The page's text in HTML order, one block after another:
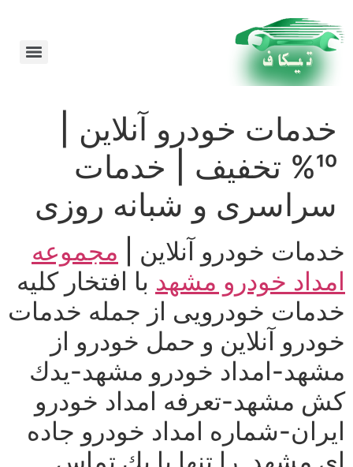
خدمات خودرو آنلاین |
10% تخفیف | خدمات
سراسری و شبانه روزی
خدمات خودرو آنلاین | مجموعه
امداد خودرو مشهد با افتخار كلیه
خدمات خودرویی از جمله خدمات
خودرو آنلاین و حمل خودرو از
مشهد-امداد خودرو مشهد-یدك
كش مشهد-تعرفه امداد خودرو
ایران-شماره امداد خودرو جاده